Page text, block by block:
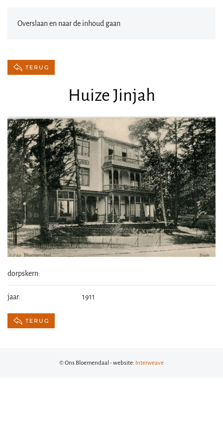
Overslaan en naar de inhoud gaan
TERUG
Huize Jinjah
dorpskern:
jaar: 1911
TERUG
© Ons Bloemendaal - website: Interweave